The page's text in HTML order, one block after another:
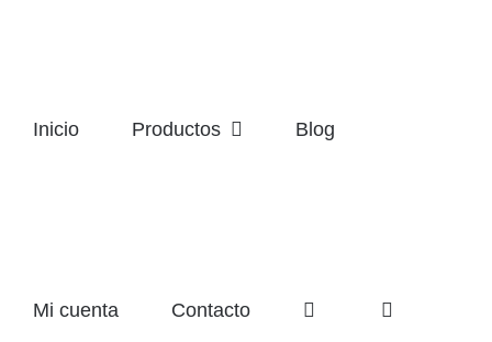
Inicio Productos Blog
Mi cuenta Contacto